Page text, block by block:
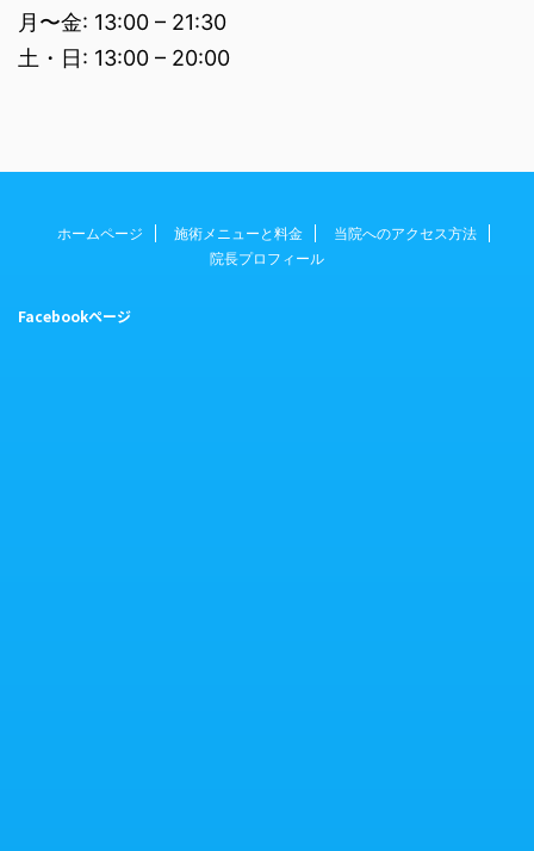
月〜金: 13:00 – 21:30
土・日: 13:00 – 20:00
ホームページ 施術メニューと料金
当院へのアクセス方法
院長プロフィール
Facebookページ